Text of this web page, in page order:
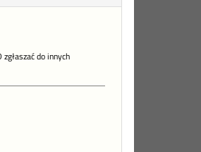
do innych